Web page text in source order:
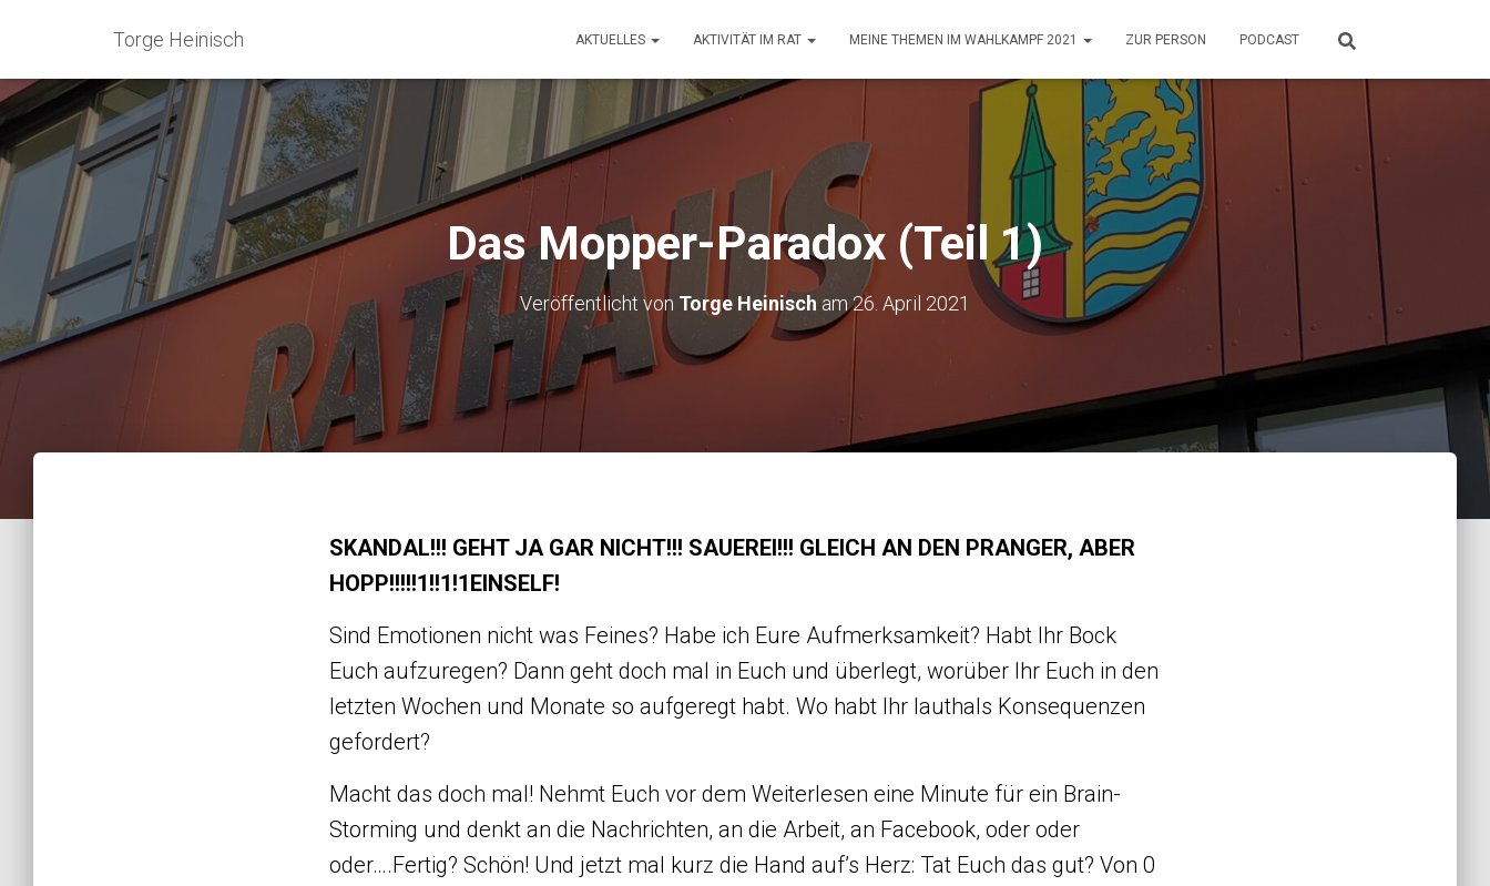
Torge Heinisch AKTUELLES AKTIVITÄT IM RAT MEINE THEMEN IM WAHLKAMPF 2021 ZUR PERSON PODCAST
Das Mopper-Paradox (Teil 1)
Veröffentlicht von Torge Heinisch am26. April 2021
SKANDAL!!! GEHT JA GAR NICHT!!! SAUEREI!!! GLEICH AN DEN PRANGER, ABER
HOPP!!!!!1!!1!1EINSELF!
Sind Emotionen nicht was Feines? Habe ich Eure Aufmerksamkeit? Habt Ihr Bock
Euch aufzuregen? Dann geht doch mal in Euch und überlegt, worüber Ihr Euch in den
letzten Wochen und Monate so aufgeregt habt. Wo habt Ihr lauthals Konsequenzen
gefordert?
Macht das doch mal! Nehmt Euch vor dem Weiterlesen eine Minute für ein Brain-
Storming und denkt an die Nachrichten, an die Arbeit, an Facebook, oder oder
oder….Fertig? Schön! Und jetzt mal kurz die Hand auf’s Herz: Tat Euch das gut? Von 0